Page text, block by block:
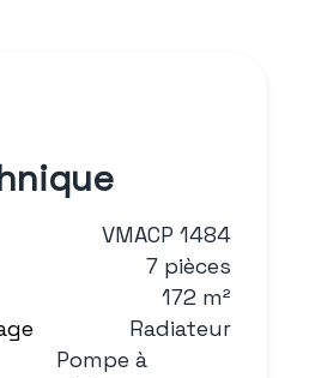
VMACP 1484
7 pièces
172 m²
Radiateur
Pompe à